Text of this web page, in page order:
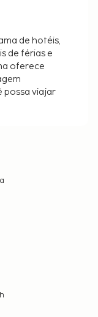
de hotéis,
de férias e
oferece
possa viajar